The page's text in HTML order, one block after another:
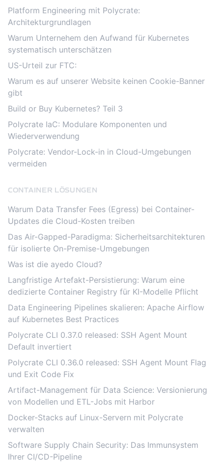
Platform Engineering mit Polycrate:
Architekturgrundlagen
Warum Unternehem den Aufwand für Kubernetes
systematisch unterschätzen
US-Urteil zur FTC:
Warum es auf unserer Website keinen Cookie-Banner
gibt
Build or Buy Kubernetes? Teil 3
Polycrate IaC: Modulare Komponenten und
Wiederverwendung
Polycrate: Vendor-Lock-in in Cloud-Umgebungen
vermeiden
CONTAINER LÖSUNGEN
Warum Data Transfer Fees (Egress) bei Container-
Updates die Cloud-Kosten treiben
Das Air-Gapped-Paradigma: Sicherheitsarchitekturen
für isolierte On-Premise-Umgebungen
Was ist die ayedo Cloud?
Langfristige Artefakt-Persistierung: Warum eine
dedizierte Container Registry für KI-Modelle Pflicht
Data Engineering Pipelines skalieren: Apache Airflow
auf Kubernetes Best Practices
Polycrate CLI 0.37.0 released: SSH Agent Mount
Default invertiert
Polycrate CLI 0.36.0 released: SSH Agent Mount Flag
und Exit Code Fix
Artifact-Management für Data Science: Versionierung
von Modellen und ETL-Jobs mit Harbor
Docker-Stacks auf Linux-Servern mit Polycrate
verwalten
Software Supply Chain Security: Das Immunsystem
Ihrer CI/CD-Pipeline